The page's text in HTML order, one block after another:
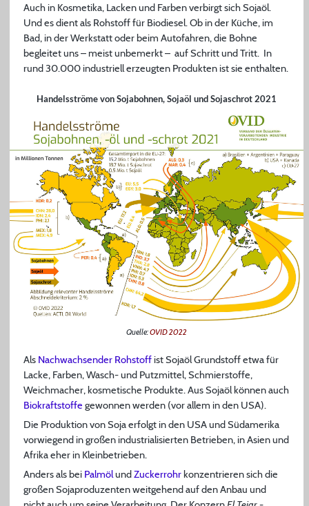
Auch in Kosmetika, Lacken und Farben verbirgt sich Sojaöl.
Und es dient als Rohstoff für Biodiesel. Ob in der Küche, im
Bad, in der Werkstatt oder beim Autofahren, die Bohne
begleitet uns – meist unbemerkt – auf Schritt und Tritt. In
rund 30.000 industriell erzeugten Produkten ist sie enthalten.
Handelsströme von Sojabohnen, Sojaöl und Sojaschrot 2021
Quelle:OVID 2022
Als Nachwachsender Rohstoffist Sojaöl Grundstoff etwa für
Lacke, Farben, Wasch- und Putzmittel, Schmierstoffe,
Weichmacher, kosmetische Produkte. Aus Sojaöl können auch
Biokraftstoffe gewonnen werden (vor allem in den USA).
Die Produktion von Soja erfolgt in den USA und Südamerika
vorwiegend in großen industrialisierten Betrieben, in Asien und
Afrika eher in Kleinbetrieben.
Anders als bei PalmölundZuckerrohrkonzentrieren sich die
großen Sojaproduzenten weitgehend auf den Anbau und